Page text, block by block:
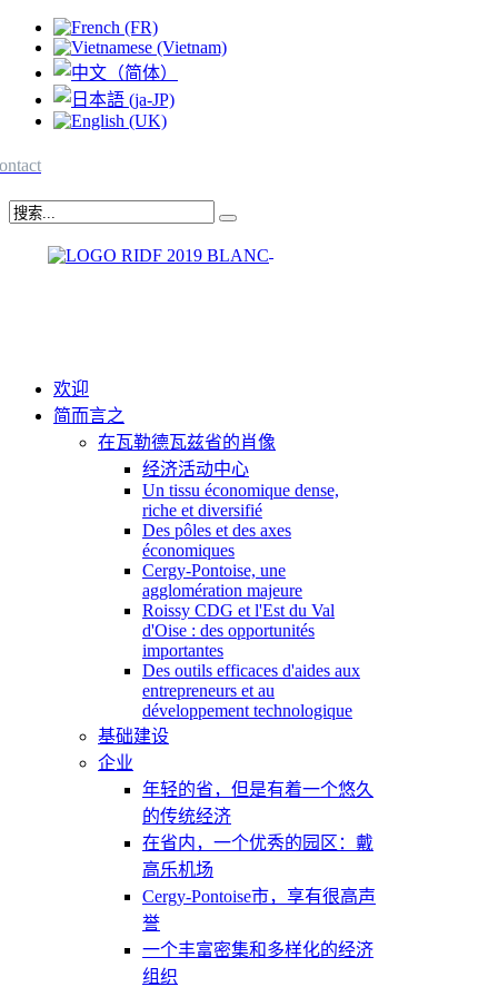
欢迎
简而言之
在瓦勒德瓦兹省的肖像
经济活动中心
Un tissu économique dense,
riche et diversifié
Des pôles et des axes
économiques
Cergy-Pontoise, une
agglomération majeure
Roissy CDG et l'Est du Val
d'Oise : des opportunités
importantes
Des outils efficaces d'aides aux
entrepreneurs et au
développement technologique
基础建设
企业
年轻的省，但是有着一个悠久
的传统经济
在省内，一个优秀的园区：戴
高乐机场
Cergy-Pontoise市，享有很高声
誉
一个丰富密集和多样化的经济
组织